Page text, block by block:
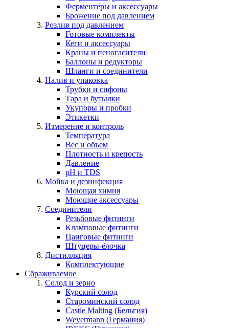
Ферментеры и аксессуары
Брожение под давлением
Розлив под давлением
Готовые комплекты
Кеги и аксессуары
Краны и пеногасители
Баллоны и редукторы
Шланги и соединители
Налив и упаковка
Трубки и сифоны
Тара и бутылки
Укупоры и пробки
Этикетки
Измерение и контроль
Температура
Вес и объем
Плотность и крепость
Давление
pH и TDS
Мойка и дезинфекция
Моющая химия
Моющие аксессуары
Соединители
Резьбовые фитинги
Кламповые фитинги
Цанговые фитинги
Штуцеры-ёлочка
Дистилляция
Комплектующие
Сбраживаемое
Солод и зерно
Курский солод
Староминский солод
Castle Malting (Бельгия)
Weyermann (Германия)